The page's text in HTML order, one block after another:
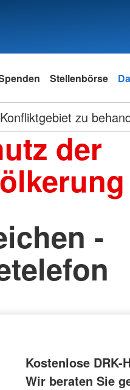
Stellenbörse
zu
der
-
Kostenlose DRK-
Wir beraten Sie